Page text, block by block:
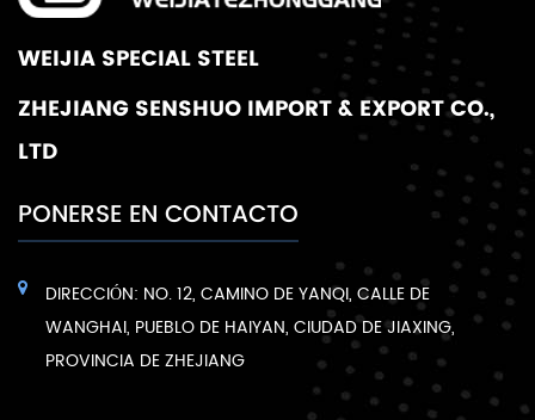
WEIJIA SPECIAL STEEL
ZHEJIANG SENSHUO IMPORT & EXPORT CO.,
LTD
PONERSE EN CONTACTO
DIRECCIÓN: NO. 12, CAMINO DE YANQI, CALLE DE
WANGHAI, PUEBLO DE HAIYAN, CIUDAD DE JIAXING,
PROVINCIA DE ZHEJIANG